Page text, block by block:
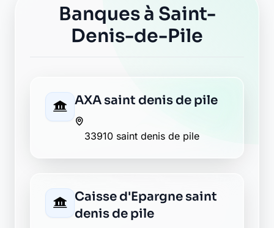
Banques à Saint-
Denis-de-Pile
AXA saint denis de pile
33910 saint denis de pile
Caisse d'Epargne saint
denis de pile